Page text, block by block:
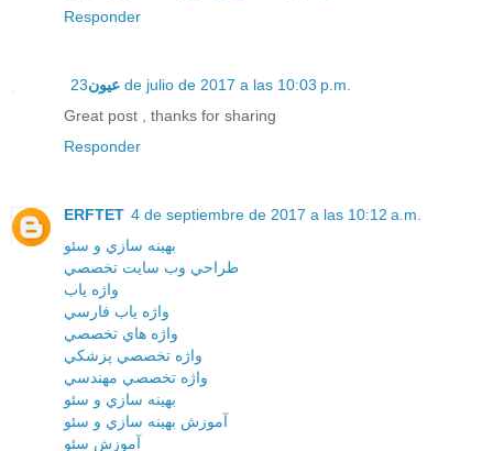
Responder
عيون 23 de julio de 2017 a las 10:03 p.m.
Great post , thanks for sharing
Responder
ERFTET 4 de septiembre de 2017 a las 10:12 a.m.
بهينه سازي و سئو
طراحي وب سايت تخصصي
واژه ياب
واژه ياب فارسي
واژه هاي تخصصي
واژه تخصصي پزشکي
واژه تخصصي مهندسي
بهينه سازي و سئو
آموزش بهينه سازي و سئو
آموزش سئو